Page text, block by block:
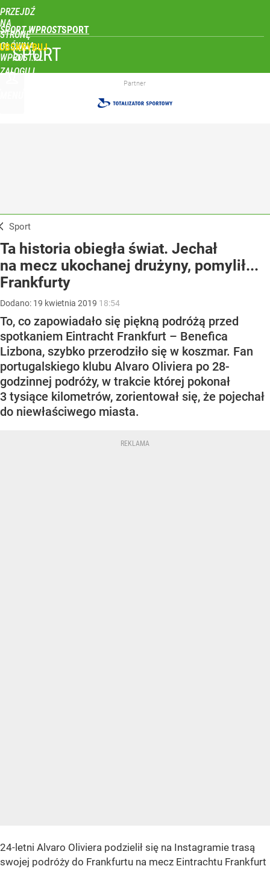
PRZEJDŹ
NA
STRONĘ
GŁÓWNĄ
WPROST.PL
SPORT WPROST
ZALOGUJ
SPORT
Partner
Sport
Ta historia obiegła świat. Jechał
na mecz ukochanej drużyny, pomylił...
Frankfurty
Dodano: 19 kwietnia 2019 18:54
To, co zapowiadało się piękną podróżą przed
spotkaniem Eintracht Frankfurt – Benefica
Lizbona, szybko przerodziło się w koszmar. Fan
portugalskiego klubu Alvaro Oliviera po 28-
godzinnej podróży, w trakcie której pokonał
3 tysiące kilometrów, zorientował się, że pojechał
do niewłaściwego miasta.
24-letni Alvaro Oliviera podzielił się na Instagramie trasą
swojej podróży do Frankfurtu na mecz Eintrachtu Frankfurt